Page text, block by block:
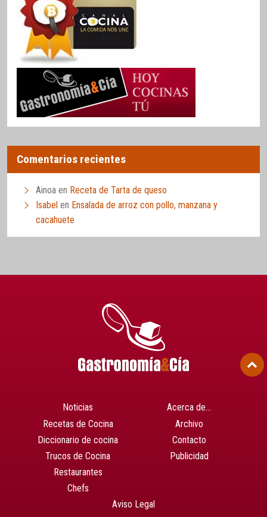
Comentarios recientes
Ainoa en Receta de Tarta de queso
Isabel en Ensalada de arroz con pollo, manzana y
cacahuete
Noticias
Recetas de Cocina
Diccionario de cocina
Trucos de Cocina
Restaurantes
Chefs
Acerca de…
Archivo
Contacto
Publicidad
Aviso Legal